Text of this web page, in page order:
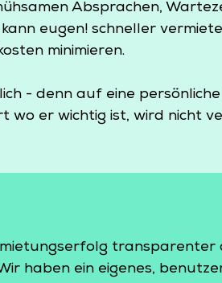
Absprachen,
eugen! schneller
minimieren.
- denn auf eine
wo er wichtig ist, wird nicht
transparenter
haben ein eigenes,